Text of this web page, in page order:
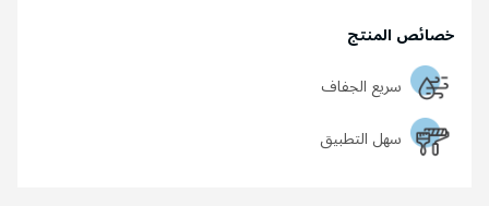
خصائص المنتج
سريع الجفاف
سهل التطبيق